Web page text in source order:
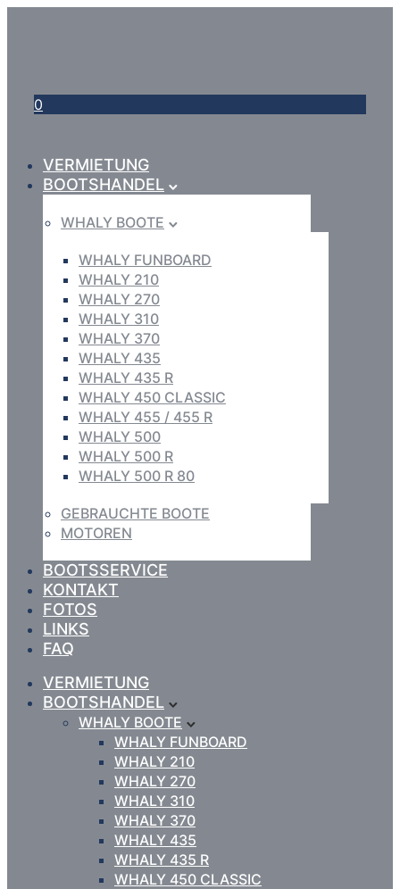
0
VERMIETUNG
BOOTSHANDEL
WHALY BOOTE
WHALY FUNBOARD
WHALY 210
WHALY 270
WHALY 310
WHALY 370
WHALY 435
WHALY 435 R
WHALY 450 CLASSIC
WHALY 455 / 455 R
WHALY 500
WHALY 500 R
WHALY 500 R 80
GEBRAUCHTE BOOTE
MOTOREN
BOOTSSERVICE
KONTAKT
FOTOS
LINKS
FAQ
VERMIETUNG
BOOTSHANDEL
WHALY BOOTE
WHALY FUNBOARD
WHALY 210
WHALY 270
WHALY 310
WHALY 370
WHALY 435
WHALY 435 R
WHALY 450 CLASSIC